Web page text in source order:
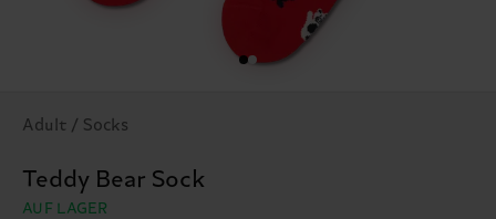
Adult / Socks
Teddy Bear Sock
AUF LAGER